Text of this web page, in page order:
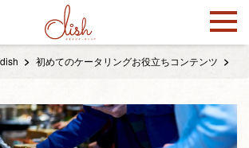
初めてのケータリングお役立ちコンテンツ